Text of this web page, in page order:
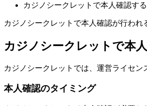
カジノシークレットで本人確認す
カジノシークレットで本人確認が行われ
カジノシークレットで本
カジノシークレットでは、運営ライセン
本人確認のタイミング